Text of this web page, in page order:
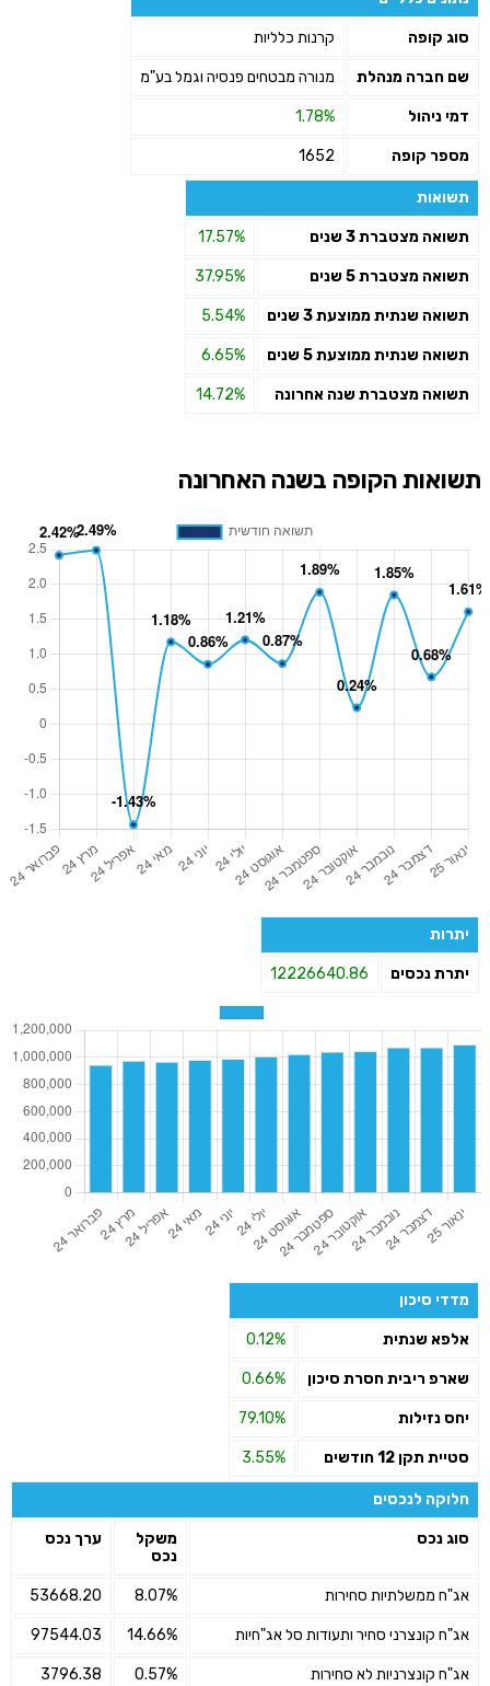
סוג קופה קרנות כלליות
שם חברה מנהלת מנורה מבטחים פנסיה וגמל בע"מ
דמי ניהול 1.78%
מספר קופה 1652
תשואות
תשואה מצטברת 3 שנים 17.57%
תשואה מצטברת 5 שנים 37.95%
תשואה שנתית ממוצעת 3 שנים 5.54%
תשואה שנתית ממוצעת 5 שנים 6.65%
תשואה מצטברת שנה אחרונה 14.72%
תשואות הקופה בשנה האחרונה
יתרות
יתרת נכסים 12226640.86
מדדי סיכון
אלפא שנתית 0.12%
שארפ ריבית חסרת סיכון 0.66%
יחס נזילות 79.10%
סטיית תקן 12 חודשים 3.55%
חלוקה לנכסים
סוג נכס
משקל
נכס
ערך נכס
אג"ח ממשלתיות סחירות 8.07%
53668.20
אג"ח קונצרני סחיר ותעודות סל אג"חיות 14.66%
97544.03
אג"ח קונצרניות לא סחירות 0.57%
3796.38
שליחה